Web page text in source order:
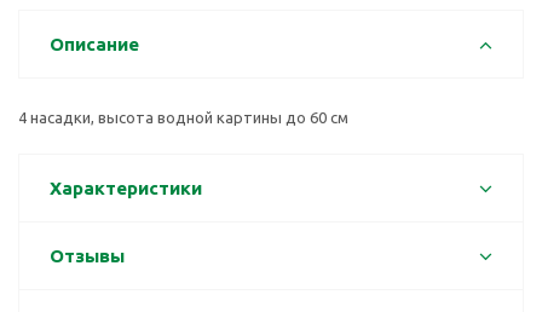
Описание
4 насадки, высота водной картины до 60 см
Характеристики
Отзывы